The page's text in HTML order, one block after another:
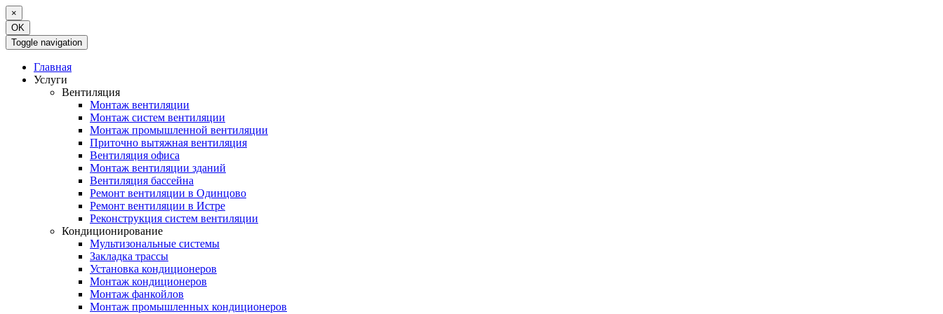
×
OK
Toggle navigation
Главная
Услуги
Вентиляция
Монтаж вентиляции
Монтаж систем вентиляции
Монтаж промышленной вентиляции
Приточно вытяжная вентиляция
Вентиляция офиса
Монтаж вентиляции зданий
Вентиляция бассейна
Ремонт вентиляции в Одинцово
Ремонт вентиляции в Истре
Реконструкция систем вентиляции
Кондиционирование
Мультизональные системы
Закладка трассы
Установка кондиционеров
Монтаж кондиционеров
Монтаж фанкойлов
Монтаж промышленных кондиционеров